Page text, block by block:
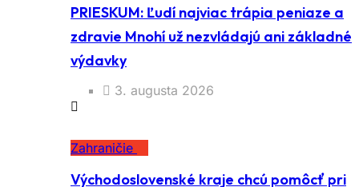
PRIESKUM: Ľudí najviac trápia peniaze a
zdravie Mnohí už nezvládajú ani základné
výdavky
3. augusta 2026
Zahraničie
Východoslovenské kraje chcú pomôcť pri